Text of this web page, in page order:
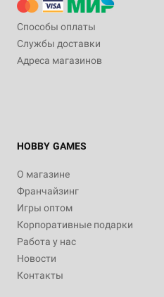
Способы оплаты
Службы доставки
Адреса магазинов
HOBBY GAMES
О магазине
Франчайзинг
Игры оптом
Корпоративные подарки
Работа у нас
Новости
Контакты